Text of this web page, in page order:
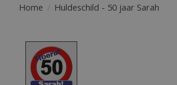
Home / Huldeschild - 50 jaar Sarah